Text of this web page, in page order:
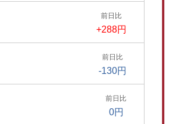
前日比
+288円
前日比
-130円
前日比
0円